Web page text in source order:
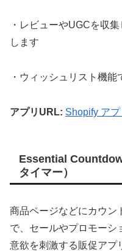
・レビューやUGCを収
します
・ウィッシュリスト機
アプリURL: Shopify ア
Essential
タイマー）
商品ページなどにカウン
で、セールやプロモーシ
意欲を刺激する販促アプ